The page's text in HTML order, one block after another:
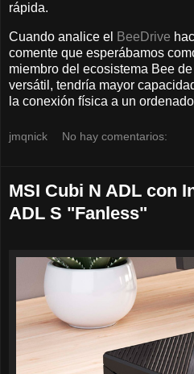
rápida.
Cuando analice el BeeDrive
comente que esperábamos
miembro del ecosistema Bee
versátil, tendría mayor
la conexión física a un
jmqnick No hay comentarios:
MSI Cubi N ADL con
ADL S "Fanless"